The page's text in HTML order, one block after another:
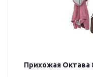
Прихожая Октава